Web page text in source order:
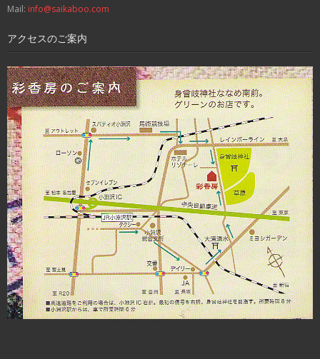
Mail: info@saikaboo.com
アクセスのご案内